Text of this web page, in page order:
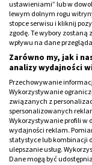
Fit i keto
Mimo swojej
tłuszczu,
zestawieniu
odżywczego
zawiera w sobie
wysoką
minerałów,
funkcjonowania
ustawieniami” lub w
lewym dolnym rogu
stopce serwisu i kliknij
zgodę. Te wybory
wpływu na dane
Zarówno my, jak i
analizy wydajności
Przechowywanie
Wykorzystywanie
związanych z
spersonalizowanych
Wykorzystywanie profili w
wydajności reklam.
statystyce lub kombinacji
ulepszanie usług.
Dane mogą być